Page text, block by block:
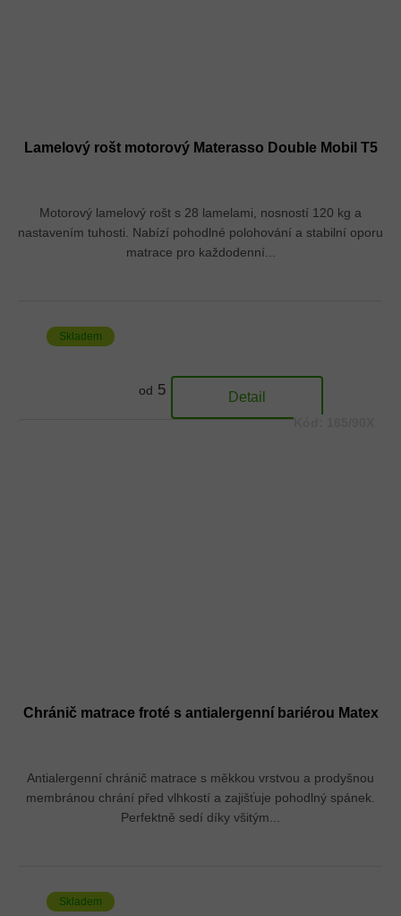
Lamelový rošt motorový Materasso Double Mobil T5
Motorový lamelový rošt s 28 lamelami, nosností 120 kg a
nastavením tuhosti. Nabízí pohodlné polohování a stabilní oporu
matrace pro každodenní...
Skladem
od 5 540 Kč Detail
Chránič matrace froté s antialergenní bariérou Matex
Antialergenní chránič matrace s měkkou vrstvou a prodyšnou
membránou chrání před vlhkostí a zajišťuje pohodlný spánek.
Perfektně sedí díky všitým...
Skladem